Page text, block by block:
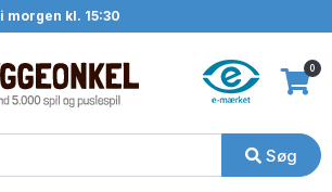
i morgen kl. 15:30
Søg
0